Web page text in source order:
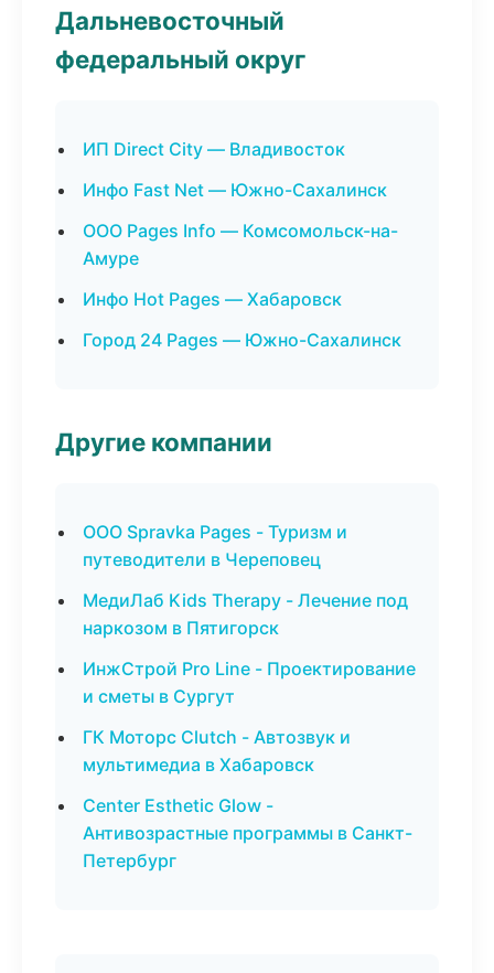
Дальневосточный
федеральный округ
ИП Direct City — Владивосток
Инфо Fast Net — Южно-Сахалинск
ООО Pages Info — Комсомольск-на-
Амуре
Инфо Hot Pages — Хабаровск
Город 24 Pages — Южно-Сахалинск
Другие компании
ООО Spravka Pages - Туризм и
путеводители в Череповец
МедиЛаб Kids Therapy - Лечение под
наркозом в Пятигорск
ИнжСтрой Pro Line - Проектирование
и сметы в Сургут
ГК Моторс Clutch - Автозвук и
мультимедиа в Хабаровск
Center Esthetic Glow -
Антивозрастные программы в Санкт-
Петербург